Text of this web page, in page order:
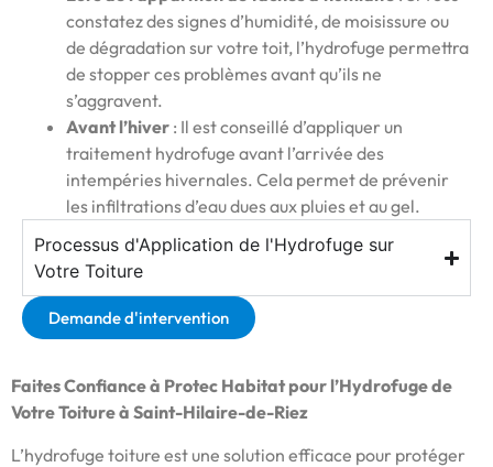
constatez des signes d’humidité, de moisissure ou
de dégradation sur votre toit, l’hydrofuge permettra
de stopper ces problèmes avant qu’ils ne
s’aggravent.
Avant l’hiver : Il est conseillé d’appliquer un
traitement hydrofuge avant l’arrivée des
intempéries hivernales. Cela permet de prévenir
les infiltrations d’eau dues aux pluies et au gel.
Processus d'Application de l'Hydrofuge sur
Votre Toiture
Demande d'intervention
Faites Confiance à Protec Habitat pour l’Hydrofuge de
Votre Toiture à Saint-Hilaire-de-Riez
L’hydrofuge toiture est une solution efficace pour protéger